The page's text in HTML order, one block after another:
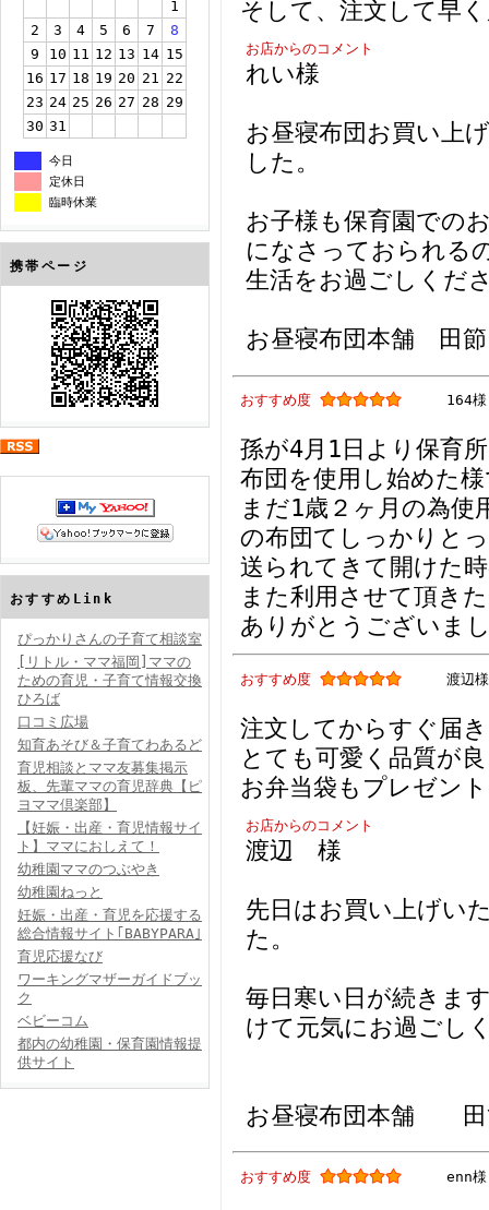
1
2
3 4 5 6 7
8
9
10 11 12 13 14 15
16 17 18 19 20 21 22
23 24 25 26 27 28 29
30 31
今日
定休日
臨時休業
携帯ページ
おすすめLink
ぴっかりさんの子育て相談室
[リトル・ママ福岡]ママの
ための育児・子育て情報交換
ひろば
口コミ広場
知育あそび＆子育てわあるど
育児相談とママ友募集掲示
板、先輩ママの育児辞典【ピ
ヨママ倶楽部】
【妊娠・出産・育児情報サイ
ト】ママにおしえて！
幼稚園ママのつぶやき
幼稚園ねっと
妊娠・出産・育児を応援する
総合情報サイト｢BABYPARA｣
育児応援なび
ワーキングマザーガイドブッ
ク
ベビーコム
都内の幼稚園・保育園情報提
供サイト
そして、注文して早
お店からのコメント
れい様
お昼寝布団お買い上
した。
お子様も保育園での
になさっておられる
生活をお過ごしくだ
お昼寝布団本舗 田節
おすすめ度 164様
孫が4月1日より保育
布団を使用し始めた
まだ1歳２ヶ月の為使
の布団てしっかりと
送られてきて開けた
また利用させて頂き
ありがとうございま
おすすめ度 渡辺様
注文してからすぐ届
とても可愛く品質が
お弁当袋もプレゼン
お店からのコメント
渡辺 様
先日はお買い上げい
た。
毎日寒い日が続きま
けて元気にお過ごし
お昼寝布団本舗 田
おすすめ度 enn様